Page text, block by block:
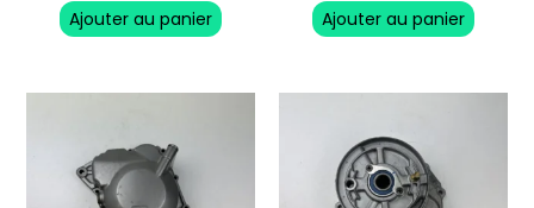
Ajouter au panier
Ajouter au panier